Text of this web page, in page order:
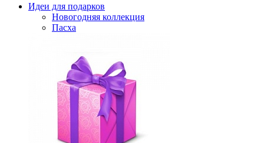
Идеи для подарков
Новогодняя коллекция
Пасха